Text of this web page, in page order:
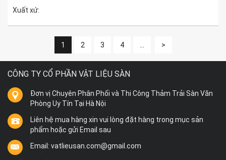
Xuất xứ:
1 2 3 4 ... >
CÔNG TY CỔ PHẦN VẬT LIỆU SÀN
Đơn vị Chuyên Phân Phối và Thi Công Thảm Trải Sàn Văn
Phòng Uy Tín Tại Hà Nội
Liên hệ mua hàng xin vui lòng đặt hàng trong mục sản
phẩm hoặc gửi Email sau
Email: vatlieusan.com@gmail.com